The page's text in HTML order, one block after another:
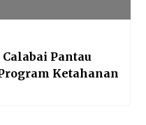
Pantau
Ketahanan